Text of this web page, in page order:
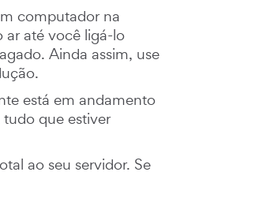
computador na
ar até você ligá-lo
Ainda assim, use
está em andamento
que estiver
ao seu servidor. Se